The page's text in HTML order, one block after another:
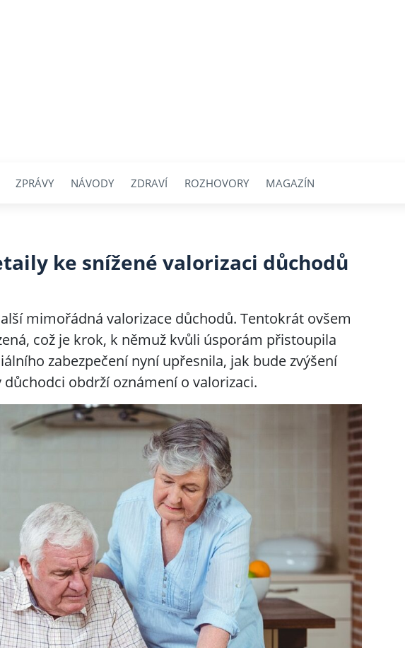
ZPRÁVY NÁVODY ZDRAVÍ ROZHOVORY MAGAZÍN
ke snížené valorizaci důchodů
mimořádná valorizace důchodů. Tentokrát ovšem
což je krok, k němuž kvůli úsporám přistoupila
zabezpečení nyní upřesnila, jak bude zvýšení
obdrží oznámení o valorizaci.